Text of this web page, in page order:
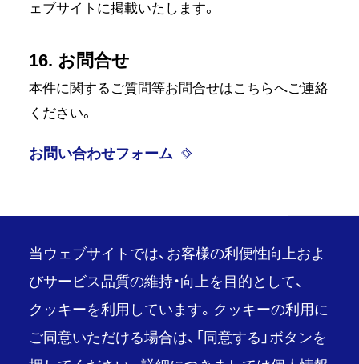
ェブサイトに掲載いたします。
16. お問合せ
本件に関するご質問等お問合せはこちらへご連絡
ください。
お問い合わせフォーム
推奨環境 ご利用条件
当ウェブサイトでは、お客様の利便性向上およ
びサービス品質の維持・向上を目的として、
クッキーを利用しています。クッキーの利用に
ご同意いただける場合は、「同意する」ボタンを